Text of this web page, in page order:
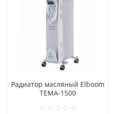
Радиатор масляный Elboom
ТЕМА-1500